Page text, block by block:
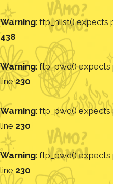
Warning: ftp_nlist() expects
438
Warning: ftp_pwd() expects
line230
Warning: ftp_pwd() expects
line 230
Warning: ftp_pwd()
line 230